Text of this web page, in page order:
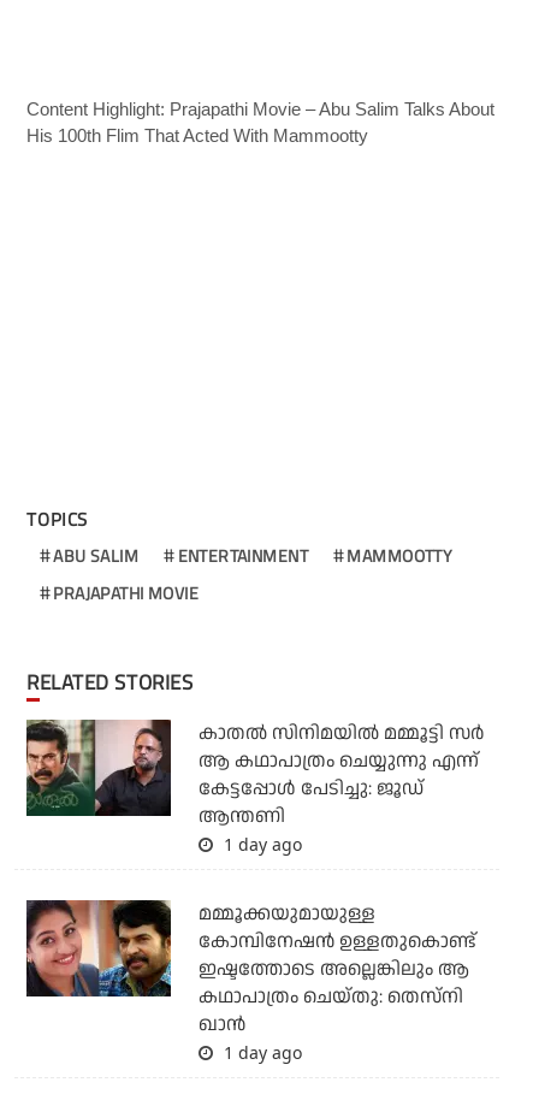
Content Highlight: Prajapathi Movie – Abu Salim Talks About
His 100th Flim That Acted With Mammootty
TOPICS
ABU SALIM ENTERTAINMENT
MAMMOOTTY
PRAJAPATHI MOVIE
RELATED STORIES
കാതൽ സിനിമയിൽ മമ്മൂട്ടി സർ
ആ കഥാപാത്രം ചെയ്യുന്നു എന്ന്
കേട്ടപ്പോൾ പേടിച്ചു: ജൂഡ്
ആന്തണി
1 day ago
മമ്മൂക്കയുമായുള്ള
കോമ്പിനേഷൻ ഉള്ളതുകൊണ്ട്
ഇഷ്ടത്തോടെ അല്ലെങ്കിലും ആ
കഥാപാത്രം ചെയ്തു: തെസ്നി
ഖാൻ
1 day ago